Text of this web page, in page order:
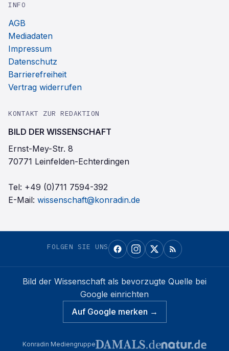
INFO
AGB
Mediadaten
Impressum
Datenschutz
Barrierefreiheit
Vertrag widerrufen
KONTAKT ZUR REDAKTION
BILD DER WISSENSCHAFT
Ernst-Mey-Str. 8
70771 Leinfelden-Echterdingen
Tel: +49 (0)711 7594-392
E-Mail: wissenschaft@konradin.de
FOLGEN SIE UNS
Bild der Wissenschaft als bevorzugte Quelle bei
Google einrichten
Auf Google merken →
Konradin Mediengruppe